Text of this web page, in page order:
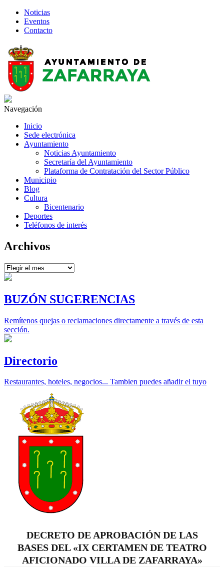
Noticias
Eventos
Contacto
Navegación
Inicio
Sede electrónica
Ayuntamiento
Noticias Ayuntamiento
Secretaría del Ayuntamiento
Plataforma de Contratación del Sector Público
Municipio
Blog
Cultura
Bicentenario
Deportes
Teléfonos de interés
Archivos
Archivos
BUZÓN SUGERENCIAS
Remítenos quejas o reclamaciones directamente a través de esta
sección.
Directorio
Restaurantes, hoteles, negocios... Tambien puedes añadir el tuyo
DECRETO DE APROBACIÓN DE LAS
BASES DEL «IX CERTAMEN DE TEATRO
AFICIONADO VILLA DE ZAFARRAYA»